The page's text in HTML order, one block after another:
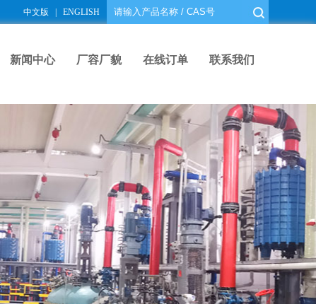
中文版 ENGLISH
新闻中心 厂容厂貌 在线订单 联系我们